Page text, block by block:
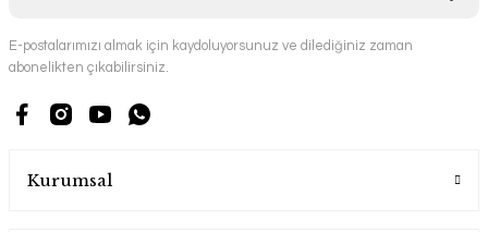
E-postalarımızı almak için kaydoluyorsunuz ve dilediğiniz zaman
abonelikten çıkabilirsiniz.
Kurumsal